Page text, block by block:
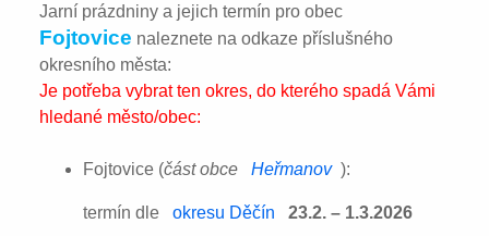
Jarní prázdniny a jejich termín pro obec
Fojtovice naleznete na odkaze příslušného
okresního města:
Je potřeba vybrat ten okres, do kterého spadá Vámi
hledané město/obec:
Fojtovice (část obce Heřmanov ):
termín dle okresu Děčín 23.2. – 1.3.2026